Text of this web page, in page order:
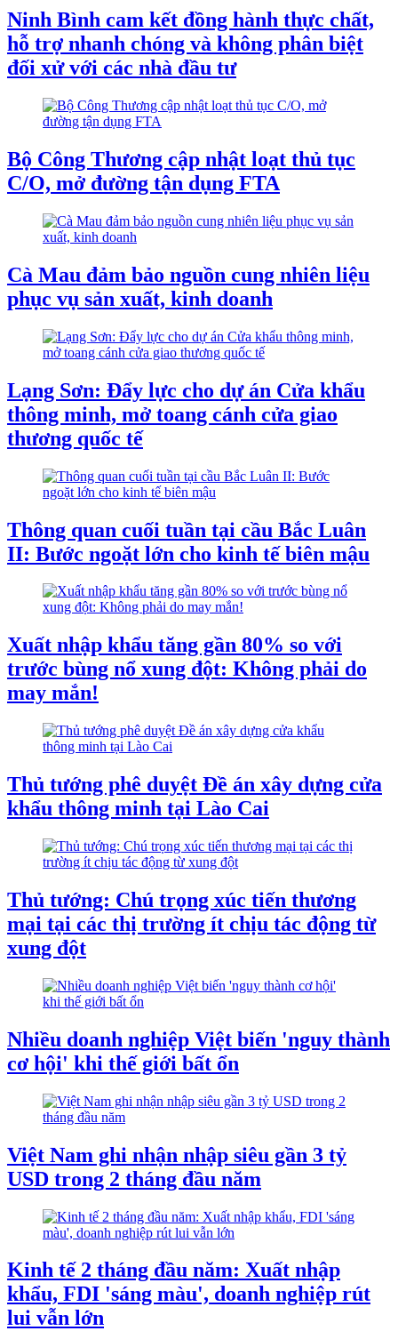
Ninh Bình cam kết đồng hành thực chất,
hỗ trợ nhanh chóng và không phân biệt
đối xử với các nhà đầu tư
Bộ Công Thương cập nhật loạt thủ tục
C/O, mở đường tận dụng FTA
Cà Mau đảm bảo nguồn cung nhiên liệu
phục vụ sản xuất, kinh doanh
Lạng Sơn: Đẩy lực cho dự án Cửa khẩu
thông minh, mở toang cánh cửa giao
thương quốc tế
Thông quan cuối tuần tại cầu Bắc Luân
II: Bước ngoặt lớn cho kinh tế biên mậu
Xuất nhập khẩu tăng gần 80% so với
trước bùng nổ xung đột: Không phải do
may mắn!
Thủ tướng phê duyệt Đề án xây dựng cửa
khẩu thông minh tại Lào Cai
Thủ tướng: Chú trọng xúc tiến thương
mại tại các thị trường ít chịu tác động từ
xung đột
Nhiều doanh nghiệp Việt biến 'nguy thành
cơ hội' khi thế giới bất ổn
Việt Nam ghi nhận nhập siêu gần 3 tỷ
USD trong 2 tháng đầu năm
Kinh tế 2 tháng đầu năm: Xuất nhập
khẩu, FDI 'sáng màu', doanh nghiệp rút
lui vẫn lớn